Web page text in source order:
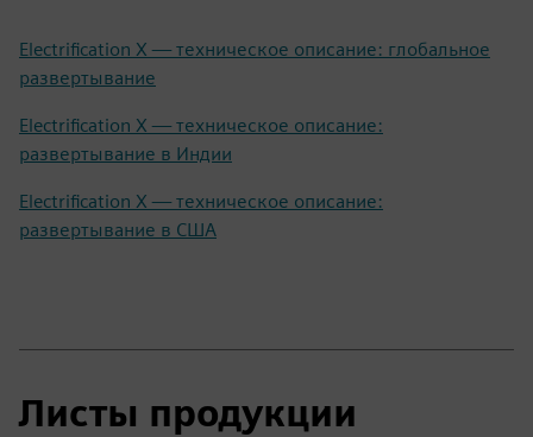
Electrification X — техническое описание: глобальное
развертывание
Electrification X — техническое описание:
развертывание в Индии
Electrification X — техническое описание:
развертывание в США
Листы продукции